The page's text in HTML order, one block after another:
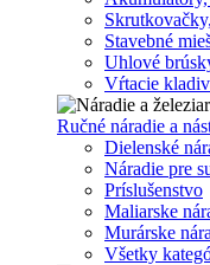
Stavebné
Uhlové
Vŕtacie
Ručné náradie a
Dielenské
Náradie pre
Príslušenstvo
Maliarske
Murárske
Všetky